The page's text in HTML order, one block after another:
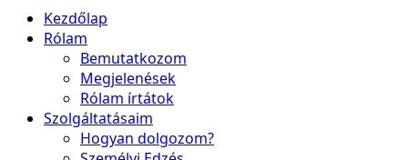
Kezdőlap
Rólam
Bemutatkozom
Megjelenések
Rólam írtátok
Szolgáltatásaim
Hogyan dolgozom?